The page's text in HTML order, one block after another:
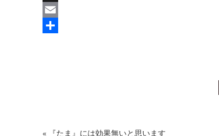
X
Email
« 『たま』には効果無いと思います